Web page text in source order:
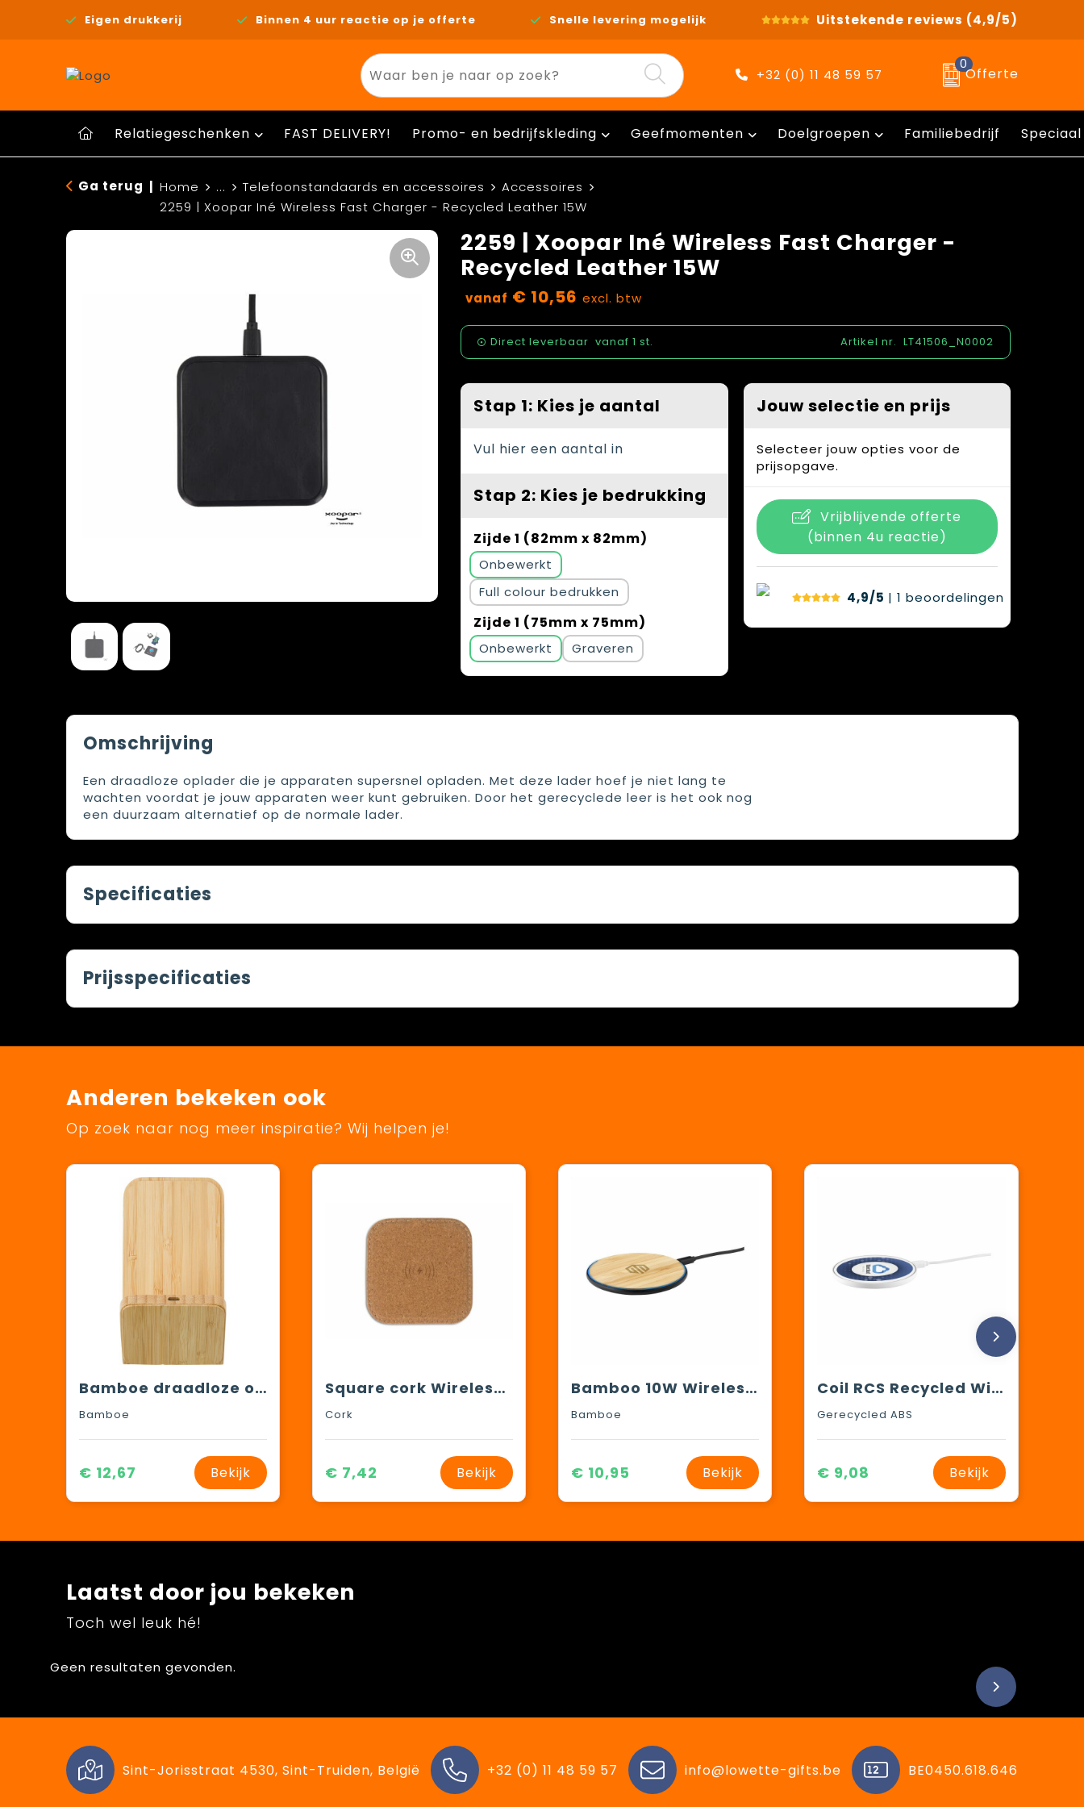
Eigen drukkerij Binnen 4 uur reactie op je offerte Snelle levering mogelijk Uitstekende reviews (4,9/5)
+32 (0) 11 48 59 57
0
Offerte
Relatiegeschenken FAST DELIVERY! Promo- en bedrijfskleding Geefmomenten Doelgroepen Familiebedrijf
Ga terug Home ... Telefoonstandaards en accessoires
Accessoires
2259 | Xoopar Iné Wireless Fast Charger - Recycled Leather 15W
2259 | Xoopar Iné Wireless Fast Charger -
Recycled Leather 15W
vanaf € 10,56 excl. btw
Direct leverbaar vanaf 1 st. Artikel nr. LT41506_N0002
Stap 1: Kies je aantal
Vul hier een aantal in
Stap 2: Kies je bedrukking
Zijde 1 (82mm x 82mm)
Onbewerkt
Full colour
Zijde 1 (75mm x 75mm)
Onbewerkt Graveren
Jouw selectie en prijs
Selecteer jouw opties voor de
prijsopgave.
Vrijblijvende offerte
(binnen 4u reactie)
4,9/5 | 1 beoordelingen
Omschrijving
Een draadloze oplader die je apparaten supersnel opladen. Met deze lader hoef je niet lang te
wachten voordat je jouw apparaten weer kunt gebruiken. Door het gerecyclede leer is het ook nog
een duurzaam alternatief op de normale lader.
Specificaties
Prijsspecificaties
Anderen bekeken ook
Op zoek naar nog meer inspiratie? Wij helpen je!
Bamboe draadloze oplader Claudie
Bamboe
€ 12,67 Bekijk
Square cork Wireless charger 5W
Cork
€ 7,42 Bekijk
Bamboo 10W Wireless Charger draadloze snellader
Bamboe
€ 10,95 Bekijk
Coil RCS Recycled Wireless Charger oplader
Gerecycled ABS
€ 9,08 Bekijk
Laatst door jou bekeken
Toch wel leuk hé!
Geen resultaten gevonden.
Sint-Jorisstraat 4530, Sint-Truiden, België +32 (0) 11 48 59 57 info@lowette-gifts.be BE0450.618.646